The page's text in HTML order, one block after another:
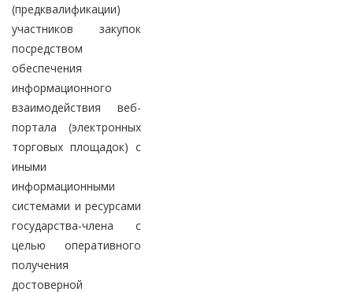
(предквалификации)
участников закупок
посредством
обеспечения
информационного
взаимодействия веб-
портала (электронных
торговых площадок) с
иными
информационными
системами и ресурсами
государства-члена с
целью оперативного
получения
достоверной